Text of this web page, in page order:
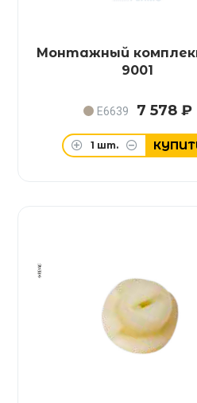
Монтажный
9001
E6639 7 578 ₽
1 шт.